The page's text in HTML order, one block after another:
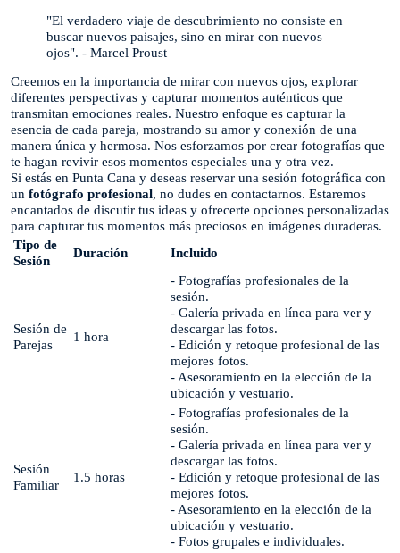
"El verdadero viaje de descubrimiento no consiste en
buscar nuevos paisajes, sino en mirar con nuevos
ojos". - Marcel Proust
Creemos en la importancia de mirar con nuevos ojos, explorar
diferentes perspectivas y capturar momentos auténticos que
transmitan emociones reales. Nuestro enfoque es capturar la
esencia de cada pareja, mostrando su amor y conexión de una
manera única y hermosa. Nos esforzamos por crear fotografías que
te hagan revivir esos momentos especiales una y otra vez.
Si estás en Punta Cana y deseas reservar una sesión fotográfica con
un fotógrafo profesional, no dudes en contactarnos. Estaremos
encantados de discutir tus ideas y ofrecerte opciones personalizadas
para capturar tus momentos más preciosos en imágenes duraderas.
Tipo de
Sesión
Duración Incluido
Sesión de
Parejas
1 hora
- Fotografías profesionales de la
sesión.
- Galería privada en línea para ver y
descargar las fotos.
- Edición y retoque profesional de las
mejores fotos.
- Asesoramiento en la elección de la
ubicación y vestuario.
Sesión
Familiar
1.5 horas
- Fotografías profesionales de la
sesión.
- Galería privada en línea para ver y
descargar las fotos.
- Edición y retoque profesional de las
mejores fotos.
- Asesoramiento en la elección de la
ubicación y vestuario.
- Fotos grupales e individuales.